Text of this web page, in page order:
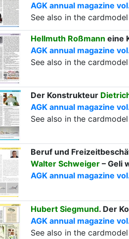
AGK annual magazine
See also in the
Hellmuth Roßmann eine
AGK annual magazine
See also in the
Der Konstrukteur
AGK annual magazine
See also in the
Beruf und
Walter Schweiger– Geli
AGK annual magazine
Hubert Siegmund. Der
AGK annual magazine
See also in the